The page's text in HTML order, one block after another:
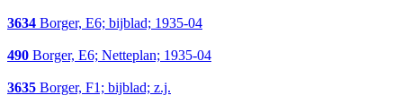
3634 Borger, E6; bijblad; 1935-04
490 Borger, E6; Netteplan; 1935-04
3635 Borger, F1; bijblad; z.j.